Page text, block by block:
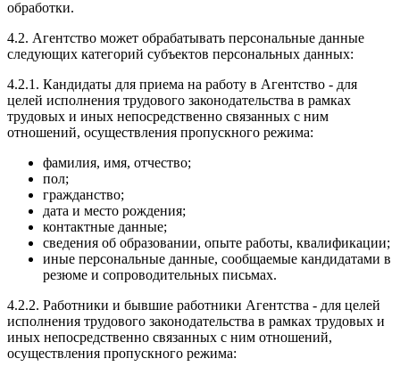
обработки.
4.2. Агентство может обрабатывать персональные данные
следующих категорий субъектов персональных данных:
4.2.1. Кандидаты для приема на работу в Агентство - для
целей исполнения трудового законодательства в рамках
трудовых и иных непосредственно связанных с ним
отношений, осуществления пропускного режима:
фамилия, имя, отчество;
пол;
гражданство;
дата и место рождения;
контактные данные;
сведения об образовании, опыте работы, квалификации;
иные персональные данные, сообщаемые кандидатами в
резюме и сопроводительных письмах.
4.2.2. Работники и бывшие работники Агентства - для целей
исполнения трудового законодательства в рамках трудовых и
иных непосредственно связанных с ним отношений,
осуществления пропускного режима: